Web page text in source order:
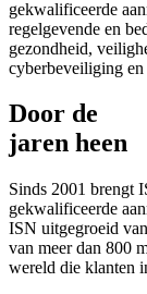
gekwalificeerde
regelgevende en
gezondheid,
cyberbeveiliging en
Door de
jaren heen
Sinds 2001 brengt
gekwalificeerde
ISN uitgegroeid
van meer dan 800
wereld die klanten